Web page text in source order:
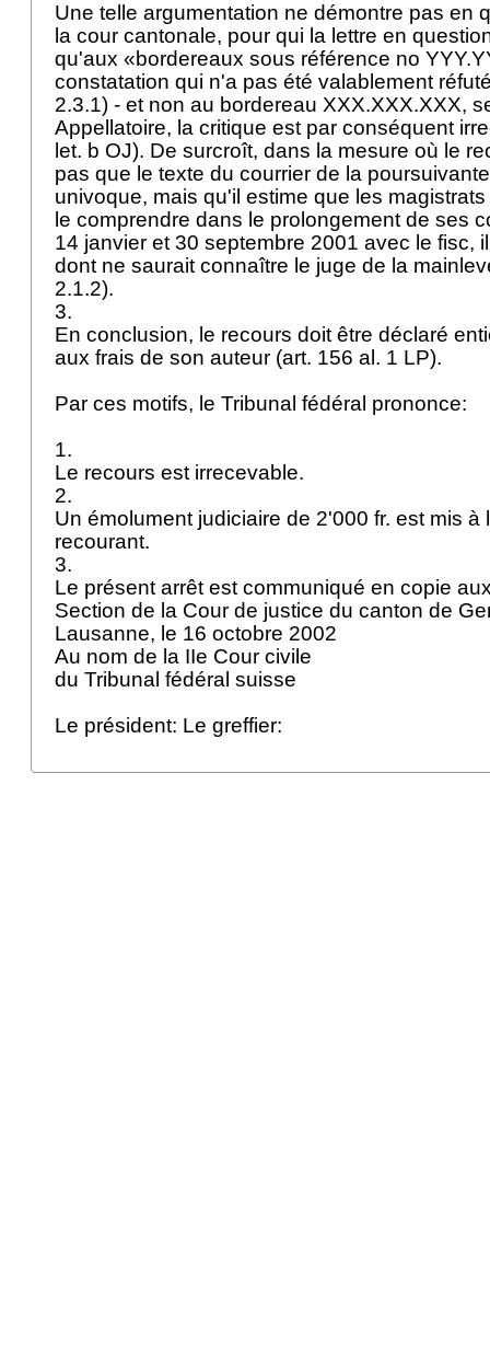
Une telle argumentation ne démontre pas en
la cour cantonale, pour qui la lettre en
qu'aux «bordereaux sous référence no
constatation qui n'a pas été valablement
2.3.1) - et non au bordereau XXX.XXX.XXX,
Appellatoire, la critique est par conséquent
let. b OJ). De surcroît, dans la mesure où le
pas que le texte du courrier de la
univoque, mais qu'il estime que les
le comprendre dans le prolongement de ses
14 janvier et 30 septembre 2001 avec le fisc,
dont ne saurait connaître le juge de la
2.1.2).
3.
En conclusion, le recours doit être déclaré
aux frais de son auteur (art. 156 al. 1 LP).
Par ces motifs, le Tribunal fédéral prononce:
1.
Le recours est irrecevable.
2.
Un émolument judiciaire de 2'000 fr. est mis à
recourant.
3.
Le présent arrêt est communiqué en copie
Section de la Cour de justice du canton de
Lausanne, le 16 octobre 2002
Au nom de la IIe Cour civile
du Tribunal fédéral suisse
Le président: Le greffier: